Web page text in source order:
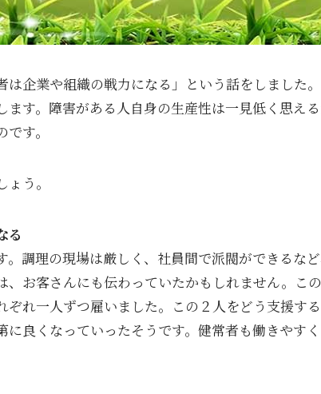
は企業や組織の戦力になる」という話をしました
ます。障害がある人自身の生産性は一見低く思え
す。
う。
る
。調理の現場は厳しく、社員間で派閥ができるな
、お客さんにも伝わっていたかもしれません。こ
ぞれ一人ずつ雇いました。この２人をどう支援す
に良くなっていったそうです。健常者も働きやす